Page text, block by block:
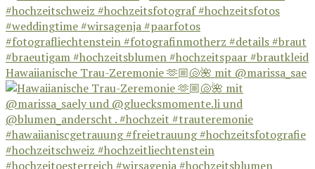
Hawaiianische Trau-Zeremonie 🫶🏼🐚🌺 mit @marissa_sae